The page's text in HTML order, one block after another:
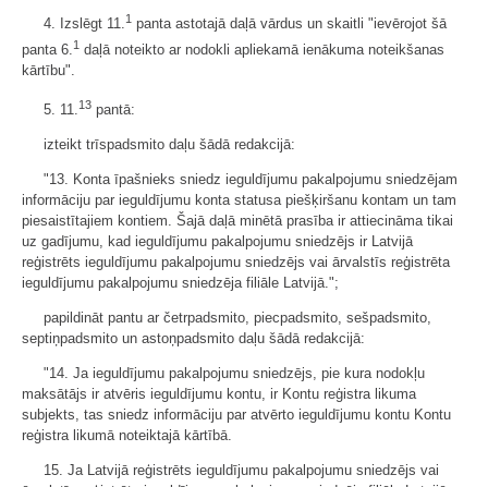
4. Izslēgt 11.1 panta astotajā daļā vārdus un skaitli "ievērojot šā
panta 6. 1 daļā noteikto ar nodokli apliekamā ienākuma noteikšanas
kārtību".
5. 11.13 pantā:
izteikt trīspadsmito daļu šādā redakcijā:
"13. Konta īpašnieks sniedz ieguldījumu pakalpojumu sniedzējam
informāciju par ieguldījumu konta statusa piešķiršanu kontam un tam
piesaistītajiem kontiem. Šajā daļā minētā prasība ir attiecināma tikai
uz gadījumu, kad ieguldījumu pakalpojumu sniedzējs ir Latvijā
reģistrēts ieguldījumu pakalpojumu sniedzējs vai ārvalstīs reģistrēta
ieguldījumu pakalpojumu sniedzēja filiāle Latvijā.";
papildināt pantu ar četrpadsmito, piecpadsmito, sešpadsmito,
septiņpadsmito un astoņpadsmito daļu šādā redakcijā:
"14. Ja ieguldījumu pakalpojumu sniedzējs, pie kura nodokļu
maksātājs ir atvēris ieguldījumu kontu, ir Kontu reģistra likuma
subjekts, tas sniedz informāciju par atvērto ieguldījumu kontu Kontu
reģistra likumā noteiktajā kārtībā.
15. Ja Latvijā reģistrēts ieguldījumu pakalpojumu sniedzējs vai